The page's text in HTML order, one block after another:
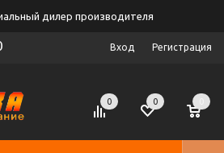
дилер производителя
Вход Регистрация
0 0